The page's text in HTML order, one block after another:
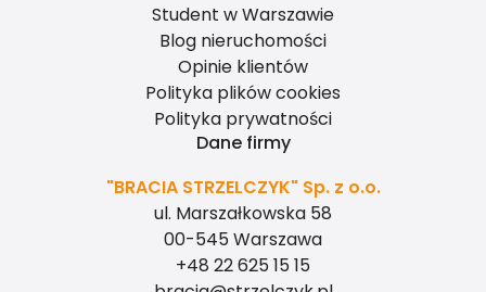
Student w Warszawie
Blog nieruchomości
Opinie klientów
Polityka plików cookies
Polityka prywatności
Dane firmy
"BRACIA STRZELCZYK" Sp. z o.o.
ul. Marszałkowska 58
00-545 Warszawa
+48 22 625 15 15